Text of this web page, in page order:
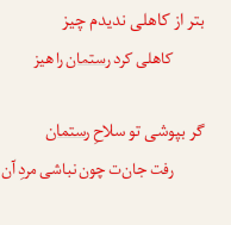
بتر از کاهلی ندیدم چیز
کاهلی کردرستمانرا هیز
گر بپوشی تو سلاحِرستمان
رفت جان‌ت چون نباشی مردِ آن